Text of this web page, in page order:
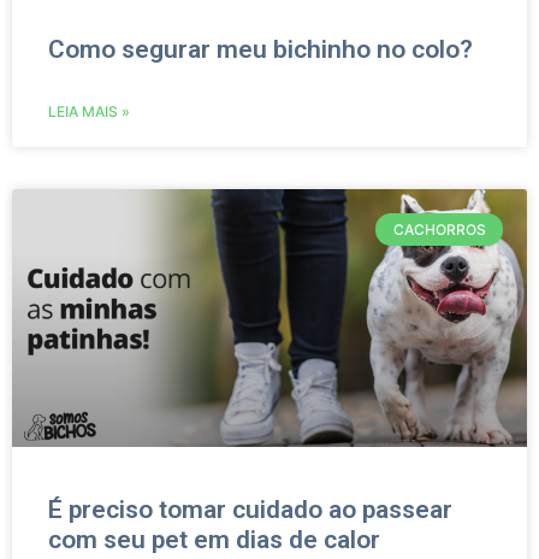
Como segurar meu bichinho no colo?
LEIA MAIS »
CACHORROS
É preciso tomar cuidado ao passear
com seu pet em dias de calor